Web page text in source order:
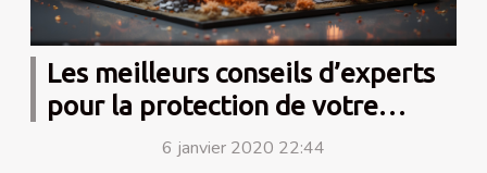
Les meilleurs conseils d’experts
pour la protection de votre
6 janvier 2020 22:44